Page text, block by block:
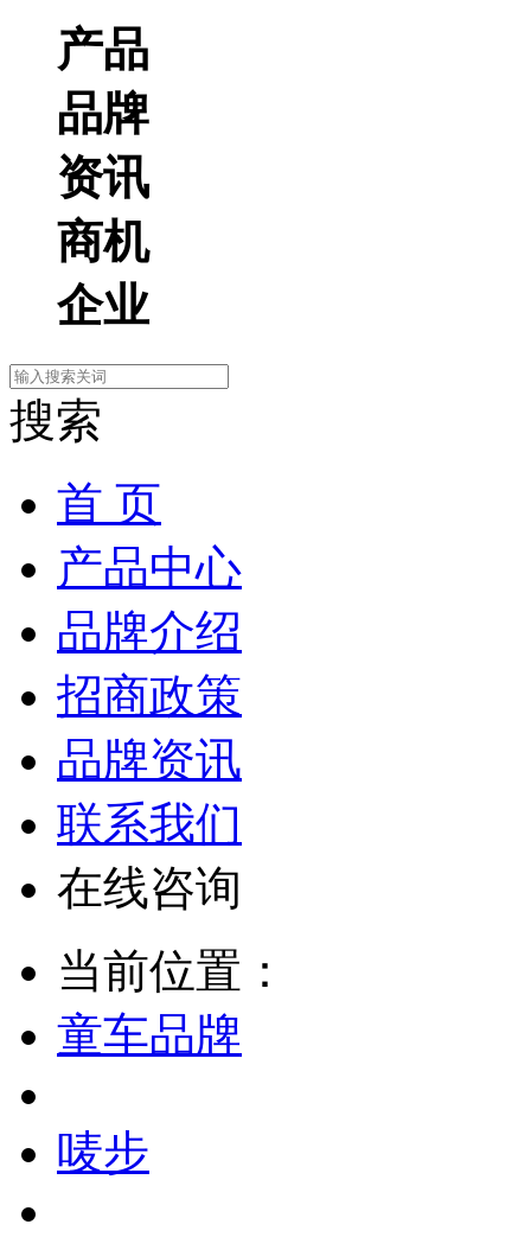
产品
品牌
资讯
商机
企业
搜索
首 页
产品中心
品牌介绍
招商政策
品牌资讯
联系我们
在线咨询
当前位置：
童车品牌
唛步